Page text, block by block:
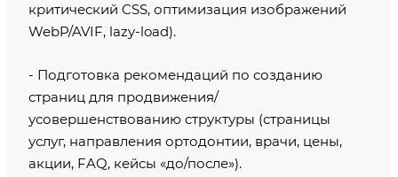
критический CSS, оптимизация изображений
WebP/AVIF, lazy-load).
- Подготовка рекомендаций по созданию
страниц для продвижения/
усовершенствованию структуры (страницы
услуг, направления ортодонтии, врачи, цены,
акции, FAQ, кейсы «до/после»).